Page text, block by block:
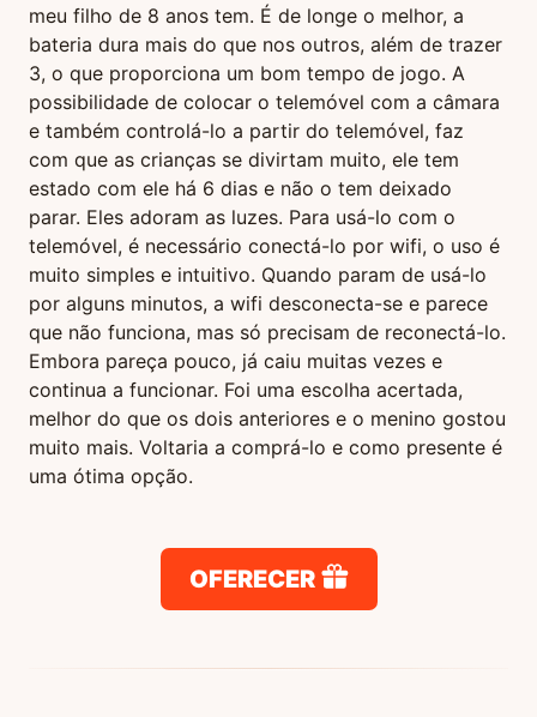
meu filho de 8 anos tem. É de longe o melhor, a
bateria dura mais do que nos outros, além de trazer
3, o que proporciona um bom tempo de jogo. A
possibilidade de colocar o telemóvel com a câmara
e também controlá-lo a partir do telemóvel, faz
com que as crianças se divirtam muito, ele tem
estado com ele há 6 dias e não o tem deixado
parar. Eles adoram as luzes. Para usá-lo com o
telemóvel, é necessário conectá-lo por wifi, o uso é
muito simples e intuitivo. Quando param de usá-lo
por alguns minutos, a wifi desconecta-se e parece
que não funciona, mas só precisam de reconectá-lo.
Embora pareça pouco, já caiu muitas vezes e
continua a funcionar. Foi uma escolha acertada,
melhor do que os dois anteriores e o menino gostou
muito mais. Voltaria a comprá-lo e como presente é
uma ótima opção.
OFERECER